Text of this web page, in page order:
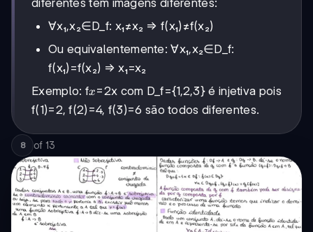
diferentes têm imagens diferentes:
∀x₁,x₂∈D_f: x₁≠x₂ ⇒ f(x₁)≠f(x₂)
Ou equivalentemente: ∀x₁,x₂∈D_f:
f(x₁)=f(x₂) ⇒ x₁=x₂
Exemplo: fx
x=2x com D_f={1,2,3} é injetiva pois
f(1)=2, f(2)=4, f(3)=6 são todos diferentes.
8 of 13